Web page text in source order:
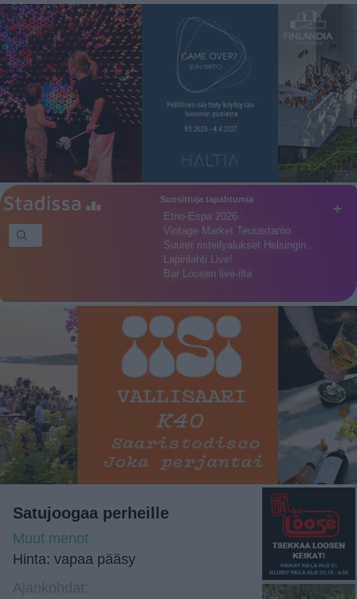
+
Suosittuja tapahtumia
Etno-Espa 2026
Vintage Market Teurastamo
Suuret risteilyalukset Helsingin…
Lapinlahti Live!
Bar Loosen live-ilta
Satujoogaa perheille
Muut menot
Hinta: vapaa pääsy